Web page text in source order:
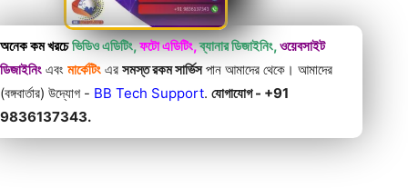
অনেক কম খরচে ভিডিও এডিটিং,ফটো এডিটিং,ব্যানার ডিজাইনিং,ওয়েবসাইট
ডিজাইনিং এবং মার্কেটিং এর সমস্ত রকম সার্ভিসপান আমাদের থেকে। আমাদের
(বঙ্গবার্তার) উদ্যোগ - BB Tech Support. যোগাযোগ - +91
9836137343.